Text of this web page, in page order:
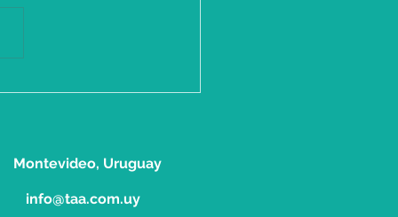
Montevideo, Uruguay
info@taa.com.uy